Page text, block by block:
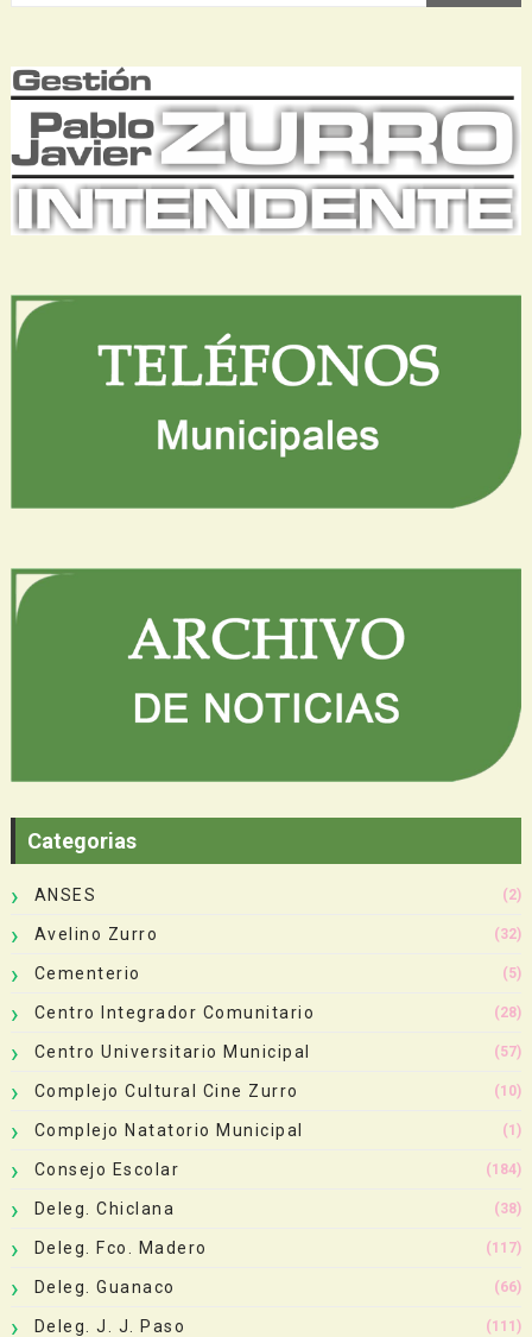
Categorias
ANSES (2)
Avelino Zurro (32)
Cementerio (5)
Centro Integrador Comunitario (28)
Centro Universitario Municipal (57)
Complejo Cultural Cine Zurro (10)
Complejo Natatorio Municipal (1)
Consejo Escolar (184)
Deleg. Chiclana (38)
Deleg. Fco. Madero (117)
Deleg. Guanaco (66)
Deleg. J. J. Paso (111)